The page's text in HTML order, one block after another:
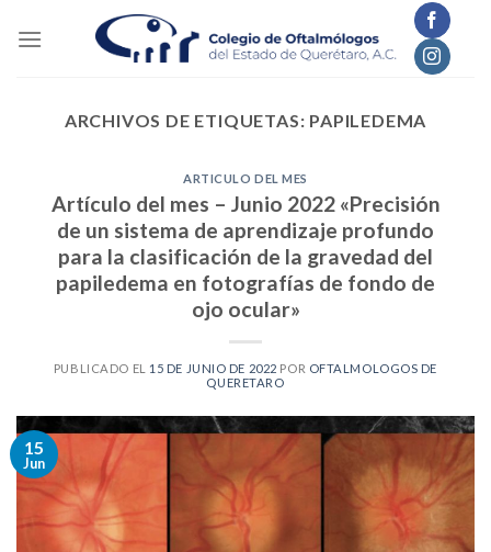
ARCHIVOS DE ETIQUETAS: PAPILEDEMA
ARTICULO DEL MES
Artículo del mes – Junio 2022 «Precisión
de un sistema de aprendizaje profundo
para la clasificación de la gravedad del
papiledema en fotografías de fondo de
ojo ocular»
PUBLICADO EL 15 DE JUNIO DE 2022 POR OFTALMOLOGOS DE
QUERETARO
15
Jun